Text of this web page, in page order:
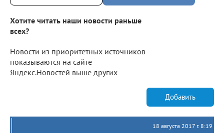
Хотите читать наши новости раньше
всех?
Новости из приоритетных источников
показываются на сайте
Яндекс.Новостей выше других
Добавить
18 августа 2017 г. 8:19